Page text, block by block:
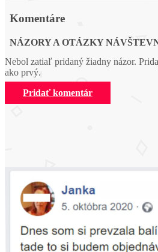
Komentáre
NÁZORY A OTÁZKY
Nebol zatiaľ pridaný žiadny názor.
ako prvý.
Pridať komentár